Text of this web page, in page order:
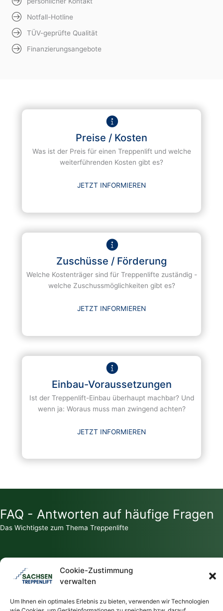
Cookie-Zustimmung
verwalten
Um Ihnen ein optimales Erlebnis zu bieten, verwenden wir Technologien
Notfall-Hotline
TÜV-geprüfte Qualität
Finanzierungsangebote
Preise / Kosten
Was ist der Preis für einen Treppenlift und welche
weiterführenden Kosten gibt es?
JETZT INFORMIEREN
Zuschüsse / Förderung
Welche Kostenträger sind für Treppenlifte zuständig -
welche Zuschussmöglichkeiten gibt es?
JETZT INFORMIEREN
Einbau-Voraussetzungen
Ist der Treppenlift-Einbau überhaupt machbar? Und
wenn ja: Woraus muss man zwingend achten?
JETZT INFORMIEREN
FAQ - Antworten auf häufige Fragen
Das Wichtigste zum Thema Treppenlifte